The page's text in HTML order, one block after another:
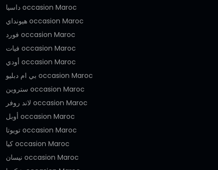
داسيا occasion Maroc
هيونداي occasion Maroc
فورد occasion Maroc
فيات occasion Maroc
أودي occasion Maroc
بي ام دبليو occasion Maroc
ستروين occasion Maroc
لاند روفر occasion Maroc
أوبل occasion Maroc
تويوتا occasion Maroc
كيا occasion Maroc
نيسان occasion Maroc